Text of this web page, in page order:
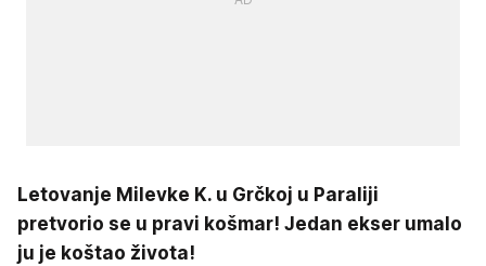
Letovanje Milevke K. u Grčkoj u Paraliji
pretvorio se u pravi košmar! Jedan ekser umalo
ju je koštao života!